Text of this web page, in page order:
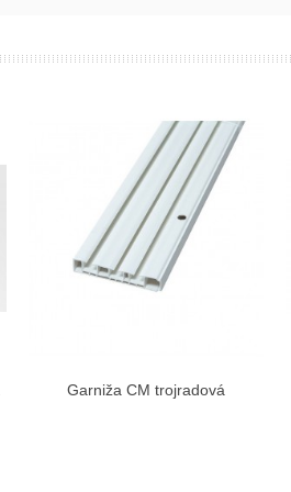
Zobraziť viac
Garniža CM trojradová